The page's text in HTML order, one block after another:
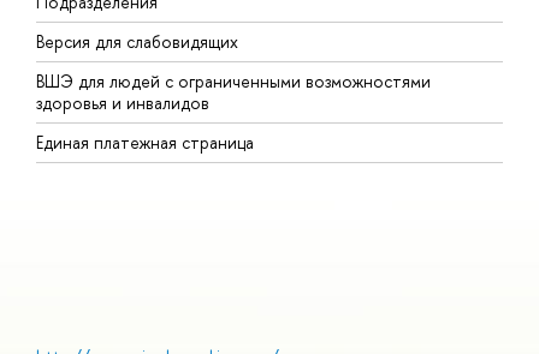
Версия для слабовидящих
ВШЭ для людей с ограниченными возможностями
здоровья и инвалидов
Единая платежная страница